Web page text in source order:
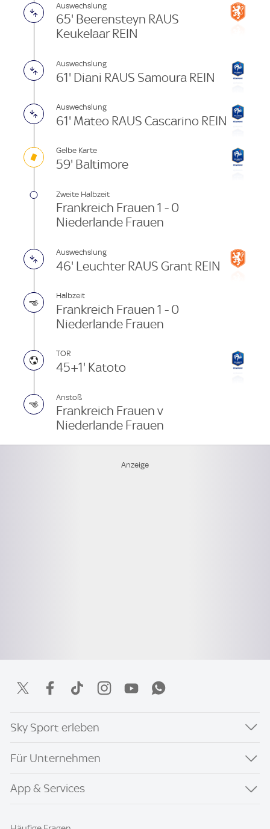
Auswechslung
65' Beerensteyn RAUS
Keukelaar REIN
Auswechslung
61' Diani RAUS Samoura REIN
Auswechslung
61' Mateo RAUS Cascarino REIN
Gelbe Karte
59' Baltimore
Zweite Halbzeit
Frankreich Frauen 1 - 0
Niederlande Frauen
Auswechslung
46' Leuchter RAUS Grant REIN
Halbzeit
Frankreich Frauen 1 - 0
Niederlande Frauen
TOR
45+1' Katoto
Anstoß
Frankreich Frauen v
Niederlande Frauen
Sky Sport erleben
Für Unternehmen
App & Services